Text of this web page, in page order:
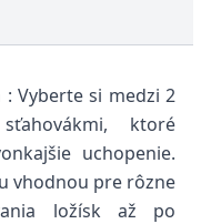
: Vyberte si medzi 2
ktoré
uchopenie.
vhodnou pre rôzne
ložísk až po